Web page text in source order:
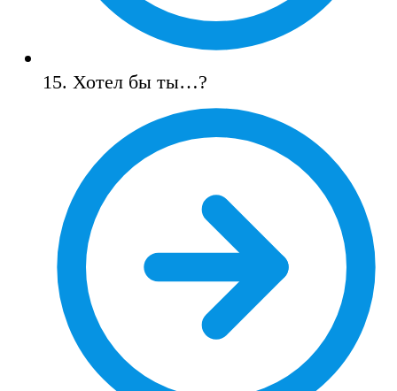
15. Хотел бы ты…?